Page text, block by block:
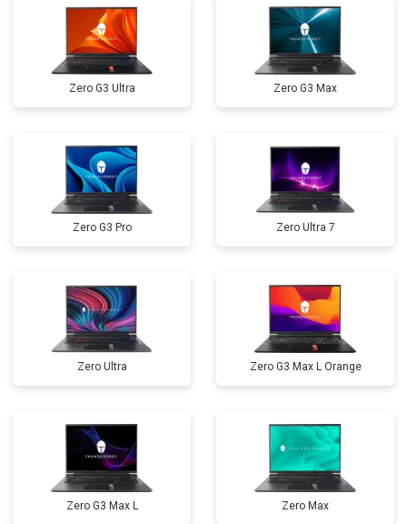
Замена оперативной памяти от 1100 ₽ Заказать
Прошивка BIOS от 1500 ₽ Заказать
Замена северного моста от 3500 ₽
Zero G3 Ultra Zero G3 Max
Zero G3 Pro Zero Ultra 7
Zero Ultra Zero G3 Max L Orange
Zero G3 Max L Zero Max